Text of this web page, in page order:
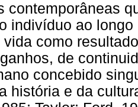
contemporâneas
indivíduo ao
vida como
de
concebido
história e da